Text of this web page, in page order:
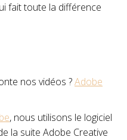
fait toute la différence
nos vidéos ?Adobe
, nous utilisons le logiciel
la suite Adobe Creative